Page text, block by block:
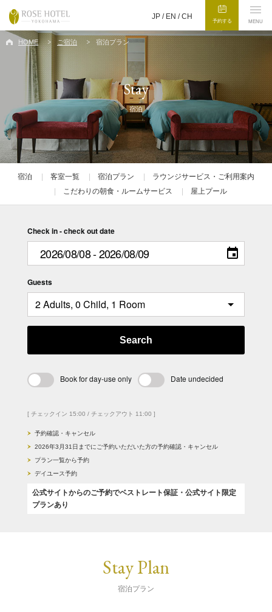
JP / EN /CH
予約する MENU
HOME ご宿泊 宿泊プラン
Stay
宿泊
宿泊 客室一覧 宿泊プラン
ラウンジサービス・ご利用案内
こだわりの朝食・ルームサービス
屋上プール
Check in - check out date
Guests
Search
Book for day-use only Date undecided
[ チェックイン 15:00 / チェックアウト 11:00 ]
予約確認・キャンセル
2026年3月31日までにご予約いただいた方の予約確認・キャンセル
プラン一覧から予約
デイユース予約
公式サイトからのご予約でベストレート保証・公式サイト限定
プランあり
Stay Plan
宿泊プラン